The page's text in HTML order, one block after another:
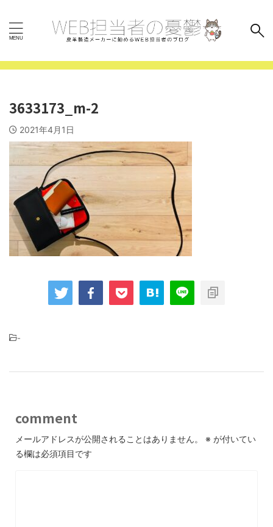
3633173_m-2
2021年4月1日
-
comment
メールアドレスが公開されることはありません。 ※ が付いてい
る欄は必須項目です